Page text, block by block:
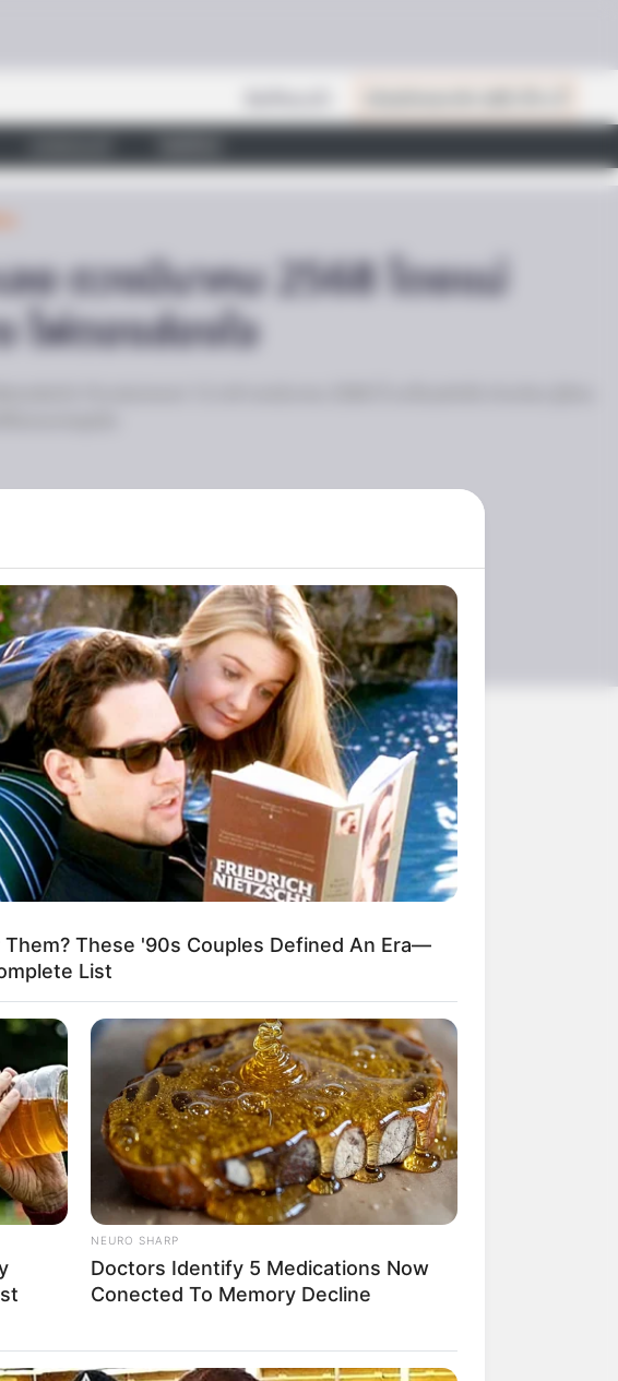
ลย ดวงมีนาคม 2568 โดยแม่
ไพ่ตองส่องใจ
ตองส่องใจ
นี้ จะเป็นอย่างไร อ่านก่อน รู้
12 ก.พ.)
องรอบคอบ ทำงานอย่างมีสติ
อง อินเลิฟสุดๆ
15 มี.ค.)
Them? These '90s Couples Defined An Era—
List
NEURO SHARP
Doctors Identify 5 Medications Now
Conected To Memory Decline